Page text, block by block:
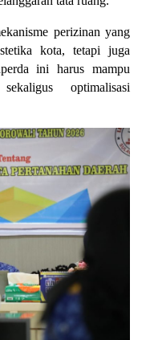
perizinan yang
kota, tetapi juga
ini harus mampu
optimalisasi